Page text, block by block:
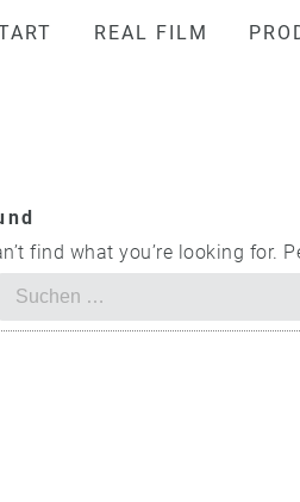
REAL FILM
find what you’re looking for.